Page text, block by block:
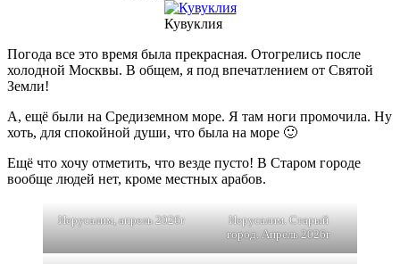
Кувуклия
Погода все это время была прекрасная. Отогрелись после
холодной Москвы. В общем, я под впечатлением от Святой
Земли!
А, ещё были на Средиземном море. Я там ноги промочила. Ну
хоть, для спокойной души, что была на море 🙂
Ещё что хочу отметить, что везде пусто! В Старом городе
вообще людей нет, кроме местных арабов.
Иерусалим, апрель 2026г
Иерусалим. Старый
город. Апрель 2026г